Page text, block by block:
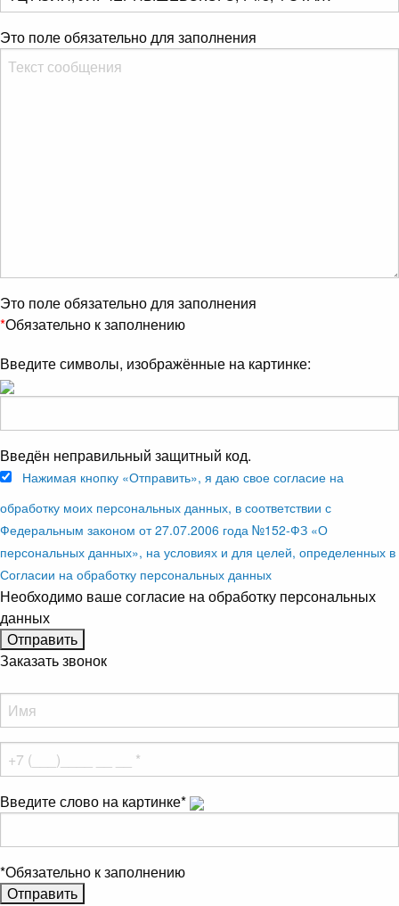
Это поле обязательно для заполнения
Это поле обязательно для заполнения
*Обязательно к заполнению
Введите символы, изображённые на картинке:
Введён неправильный защитный код.
Нажимая кнопку «Отправить», я даю свое согласие на
обработку моих персональных данных, в соответствии с
Федеральным законом от 27.07.2006 года №152-ФЗ «О
персональных данных», на условиях и для целей, определенных в
Согласии на обработку персональных данных
Необходимо ваше согласие на обработку персональных
данных
Заказать звонок
Введите слово на картинке*
*Обязательно к заполнению